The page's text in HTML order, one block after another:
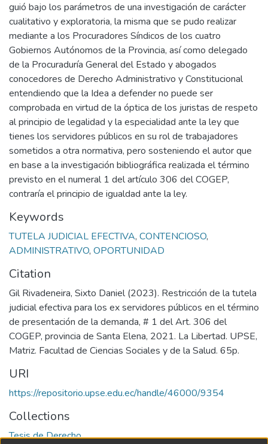
guió bajo los parámetros de una investigación de carácter
cualitativo y exploratoria, la misma que se pudo realizar
mediante a los Procuradores Síndicos de los cuatro
Gobiernos Autónomos de la Provincia, así como delegado
de la Procuraduría General del Estado y abogados
conocedores de Derecho Administrativo y Constitucional
entendiendo que la Idea a defender no puede ser
comprobada en virtud de la óptica de los juristas de respeto
al principio de legalidad y la especialidad ante la ley que
tienes los servidores públicos en su rol de trabajadores
sometidos a otra normativa, pero sosteniendo el autor que
en base a la investigación bibliográfica realizada el término
previsto en el numeral 1 del artículo 306 del COGEP,
contraría el principio de igualdad ante la ley.
Keywords
TUTELA JUDICIAL EFECTIVA, CONTENCIOSO,
ADMINISTRATIVO, OPORTUNIDAD
Citation
Gil Rivadeneira, Sixto Daniel (2023). Restricción de la tutela
judicial efectiva para los ex servidores públicos en el término
de presentación de la demanda, # 1 del Art. 306 del
COGEP, provincia de Santa Elena, 2021. La Libertad. UPSE,
Matriz. Facultad de Ciencias Sociales y de la Salud. 65p.
URI
https://repositorio.upse.edu.ec/handle/46000/9354
Collections
Tesis de Derecho